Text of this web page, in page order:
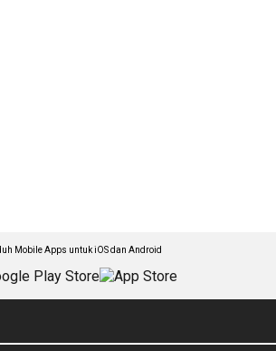
Mobile Apps untuk iOS dan Android